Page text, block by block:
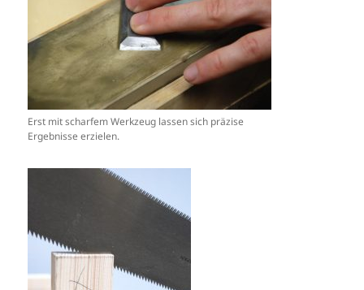
Erst mit scharfem Werkzeug lassen sich präzise
Ergebnisse erzielen.